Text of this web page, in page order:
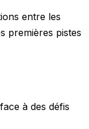
entre les
premières pistes
à des défis